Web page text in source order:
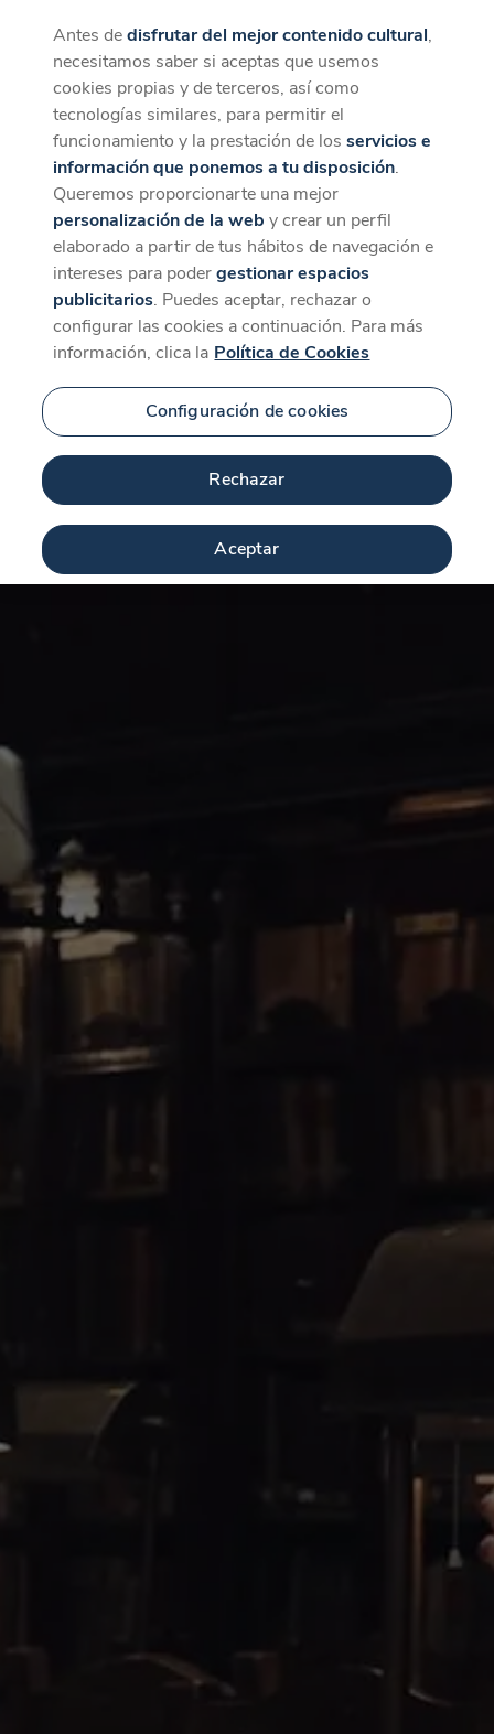
CaixaForum+
La mejor experiencia desde la App
Descargar
Antes dedisfrutar del mejor contenido cultural,
necesitamos saber si aceptas que usemos
cookies propias y de terceros, así como
tecnologías similares, para permitir el
funcionamiento y la prestación de losservicios e
información que ponemos a tu disposición.
Queremos proporcionarte una mejor
personalización de la web y crear un perfil
elaborado a partir de tus hábitos de navegación e
intereses para podergestionar espacios
publicitarios. Puedes aceptar, rechazar o
configurar las cookies a continuación. Para más
información, clica la Política de Cookies
Configuración de cookies
Rechazar
Aceptar